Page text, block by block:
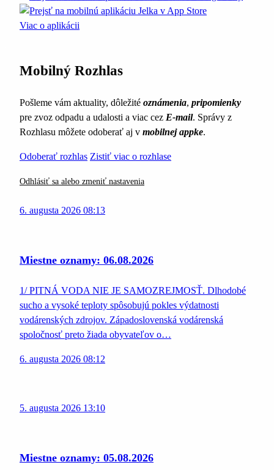
Viac o aplikácii
Mobilný Rozhlas
Pošleme vám aktuality, dôležité oznámenia, pripomienky
pre zvoz odpadu a udalosti a viac cez E-mail. Správy z
Rozhlasu môžete odoberať aj v mobilnej appke.
Odoberať rozhlas Zistiť viac o rozhlase
Odhlásiť sa alebo zmeniť nastavenia
6. augusta 2026 08:13
Miestne oznamy: 06.08.2026
1/ PITNÁ VODA NIE JE SAMOZREJMOSŤ. Dlhodobé
sucho a vysoké teploty spôsobujú pokles výdatnosti
vodárenských zdrojov. Západoslovenská vodárenská
spoločnosť preto žiada obyvateľov o…
6. augusta 2026 08:12
5. augusta 2026 13:10
Miestne oznamy: 05.08.2026